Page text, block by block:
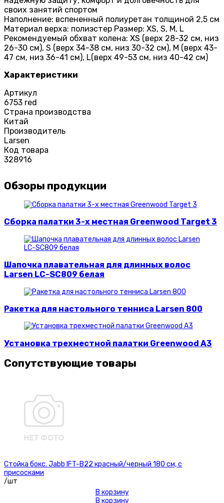
своих занятий спортом
Наполнение: вспененный полиуретан толщиной 2,5 см
Материал верха: полиэстер Размер: XS, S, M, L
Рекомендуемый обхват колена: XS (верх 28-32 см, низ
26-30 см), S (верх 34-38 см, низ 30-32 см), M (верх 43-
47 см, низ 36-41 см), L(верх 49-53 см, низ 40-42 см)
Характеристики
Артикул
6753 red
Страна производства
Китай
Производитель
Larsen
Код товара
328916
Обзоры продукции
Сборка палатки 3-х местная Greenwood Target 3
Шапочка плавательная для длинных волос
Larsen LC-SC809 белая
Ракетка для настольного тенниса Larsen 800
Установка трехместной палатки Greenwood A3
Сопутствующие товары
Стойка бокс. Jabb IFT-B22 красный/черный 180 см, с
присосками
/шт
В корзину
В корзину